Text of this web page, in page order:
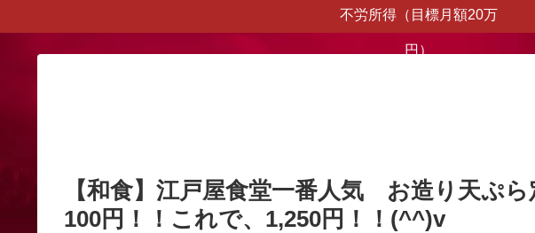
不労所得（目標月額20万
円）
【和食】江戸屋食堂一番人気 お造り天ぷ
100円！！これで、1,250円！！(^^)v